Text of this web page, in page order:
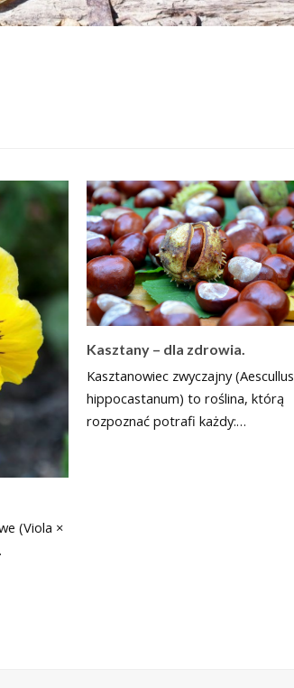
(Viola ×
Kasztany – dla zdrowia.
Kasztanowiec zwyczajny (Aescullus
hippocastanum) to roślina, którą
rozpoznać potrafi każdy:…